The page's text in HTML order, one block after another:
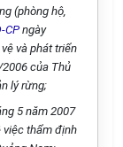
(phòng hộ,
CP ngày
và phát triển
của Thủ
lý rừng;
5 năm 2007
việc thẩm định